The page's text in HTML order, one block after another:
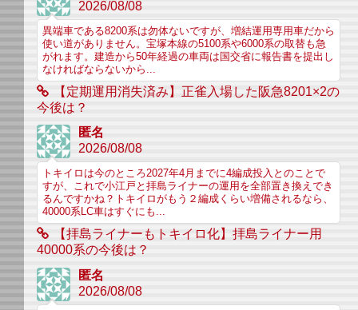
2026/08/08
異端車である8200系は勿体ないですが、増結運用専用車だから
使い道がありません。宝塚本線の5100系や6000系の取替も急
がれます。建造から50年経過の車両は国交省に報告書を提出し
なければならないから...
【定期運用消失済み】正雀入場した阪急8201×2の
今後は？
匿名
2026/08/08
トキイロは今のところ2027年4月までに4編成投入とのことで
すが、これで小江戸と拝島ライナーの運用を全部置き換えでき
るんですかね？トキイロがもう２編成くらい増備されるなら、
40000系LC車はすぐにも...
【拝島ライナーもトキイロ化】拝島ライナー用
40000系の今後は？
匿名
2026/08/08